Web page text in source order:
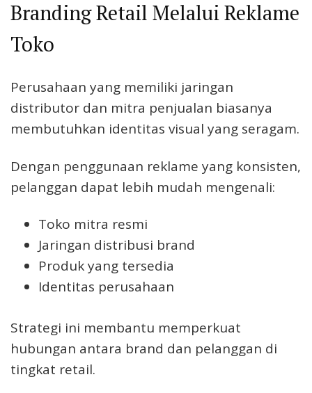
Branding Retail Melalui Reklame
Toko
Perusahaan yang memiliki jaringan
distributor dan mitra penjualan biasanya
membutuhkan identitas visual yang seragam.
Dengan penggunaan reklame yang konsisten,
pelanggan dapat lebih mudah mengenali:
Toko mitra resmi
Jaringan distribusi brand
Produk yang tersedia
Identitas perusahaan
Strategi ini membantu memperkuat
hubungan antara brand dan pelanggan di
tingkat retail.